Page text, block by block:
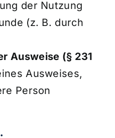
der Nutzung
(z. B. durch
Ausweise (§ 231
Ausweises,
Person